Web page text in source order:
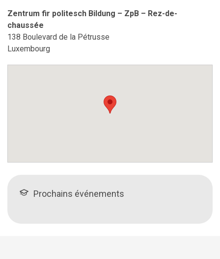
Zentrum fir politesch Bildung – ZpB – Rez-de-
chaussée
138 Boulevard de la Pétrusse
Luxembourg
Prochains événements